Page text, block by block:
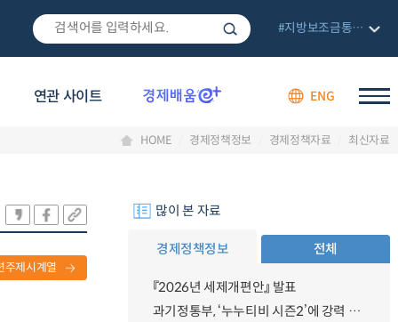
연관 사이트 ENG
#지방보조금통합관리망
HOME 경제정책정보 경제정책자료 최신자료
주제시계열
많이 본 자료
경제정책정보 전체
『2026년 세제개편안』 발표
과기정통부, ‘누누티비 시즌2’에 강력 대응 의지 밝혀